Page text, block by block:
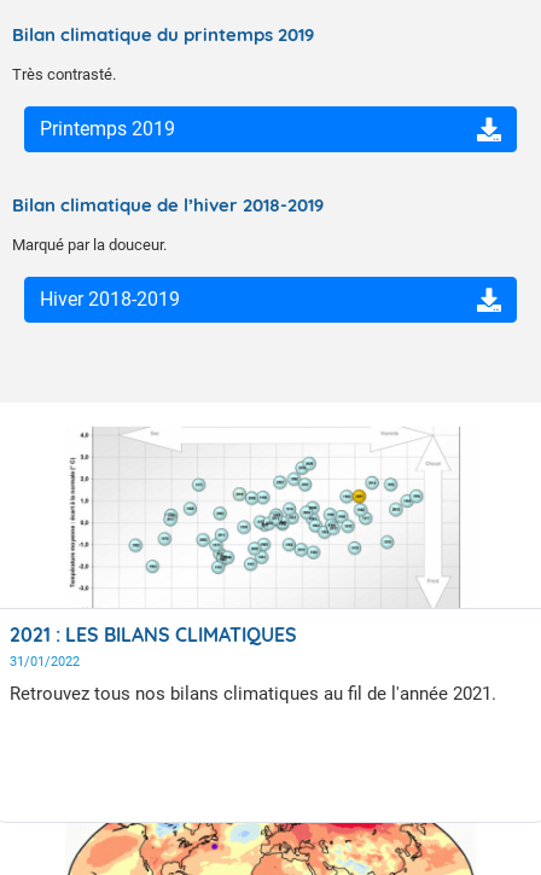
Bilan climatique du printemps 2019
Très contrasté.
Printemps 2019
Bilan climatique de l’hiver 2018-2019
Marqué par la douceur.
Hiver 2018-2019
2021 : LES BILANS CLIMATIQUES
31/01/2022
Retrouvez tous nos bilans climatiques au fil de l'année 2021.